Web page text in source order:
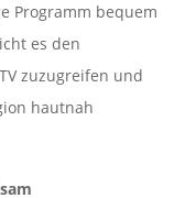
Programm bequem
es den
zuzugreifen und
hautnah